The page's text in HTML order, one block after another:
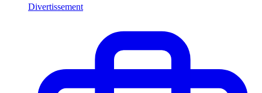
Divertissement